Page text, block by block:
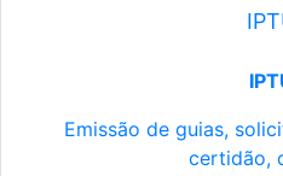
Emissão de guias,
certidão,